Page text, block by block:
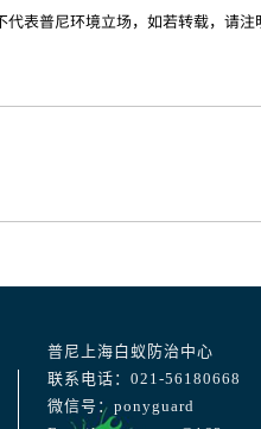
表普尼环境立场，如若转载，请注
普尼上海白蚁防治中心
联系电话：021-56180668
微信号：ponyguard